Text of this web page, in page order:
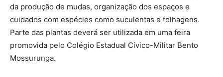
da produção de mudas, organização dos espaços e
cuidados com espécies como suculentas e folhagens.
Parte das plantas deverá ser utilizada em uma feira
promovida pelo Colégio Estadual Cívico-Militar Bento
Mossurunga.